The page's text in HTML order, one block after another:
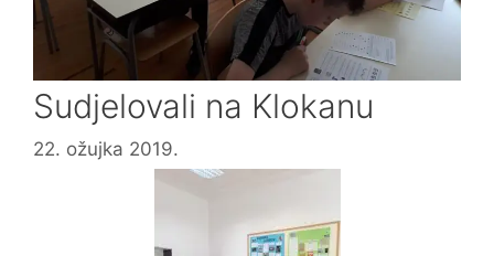
Sudjelovali na Klokanu
22. ožujka 2019.